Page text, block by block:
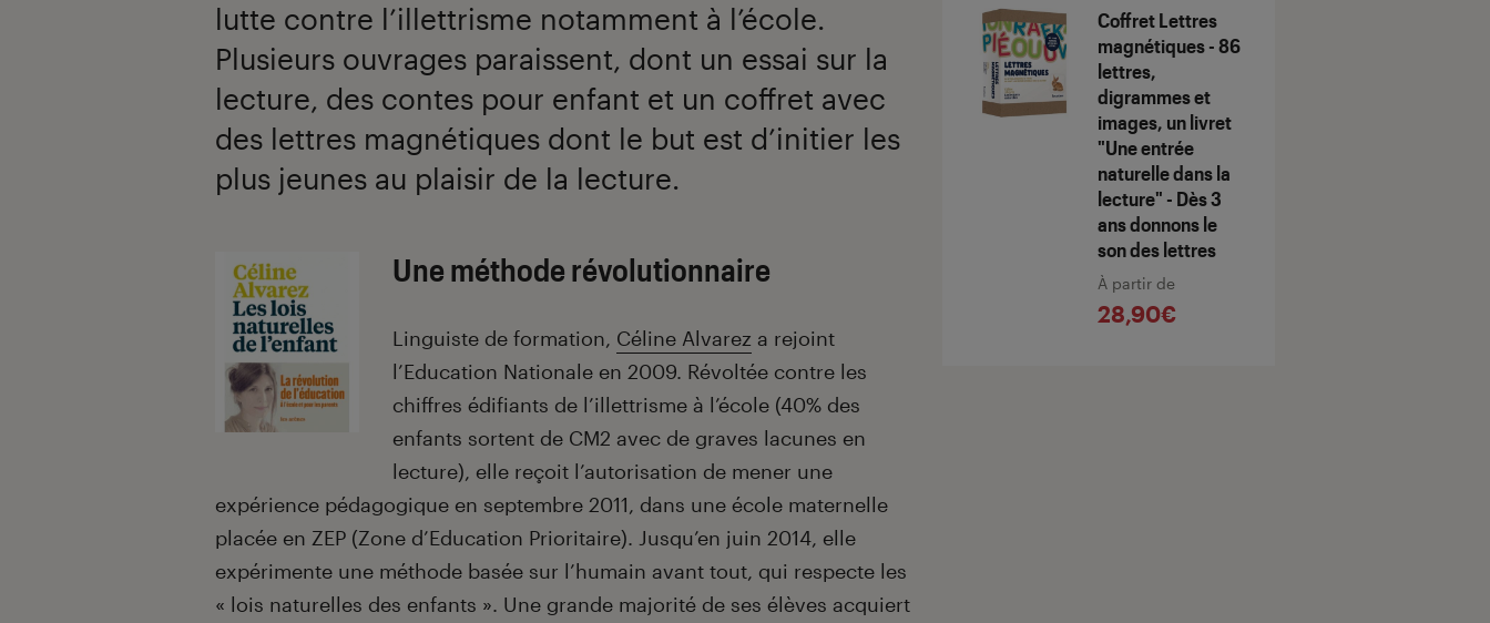
lutte contre l’illettrisme notamment à l’école.
Plusieurs ouvrages paraissent, dont un essai sur la
lecture, des contes pour enfant et un coffret avec
des lettres magnétiques dont le but est d’initier les
plus jeunes au plaisir de la lecture.
Une méthode révolutionnaire
Linguiste de formation, Céline Alvarez a rejoint
l’Education Nationale en 2009. Révoltée contre les
chiffres édifiants de l’illettrisme à l’école (40% des
enfants sortent de CM2 avec de graves lacunes en
lecture), elle reçoit l’autorisation de mener une
expérience pédagogique en septembre 2011, dans une école maternelle
placée en ZEP (Zone d’Education Prioritaire). Jusqu’en juin 2014, elle
expérimente une méthode basée sur l’humain avant tout, qui respecte les
« lois naturelles des enfants ». Une grande majorité de ses élèves acquiert
Coffret Lettres
magnétiques - 86
lettres,
digrammes et
images, un livret
"Une entrée
naturelle dans la
lecture" - Dès 3
ans donnons le
son des lettres
À partir de
28,90€